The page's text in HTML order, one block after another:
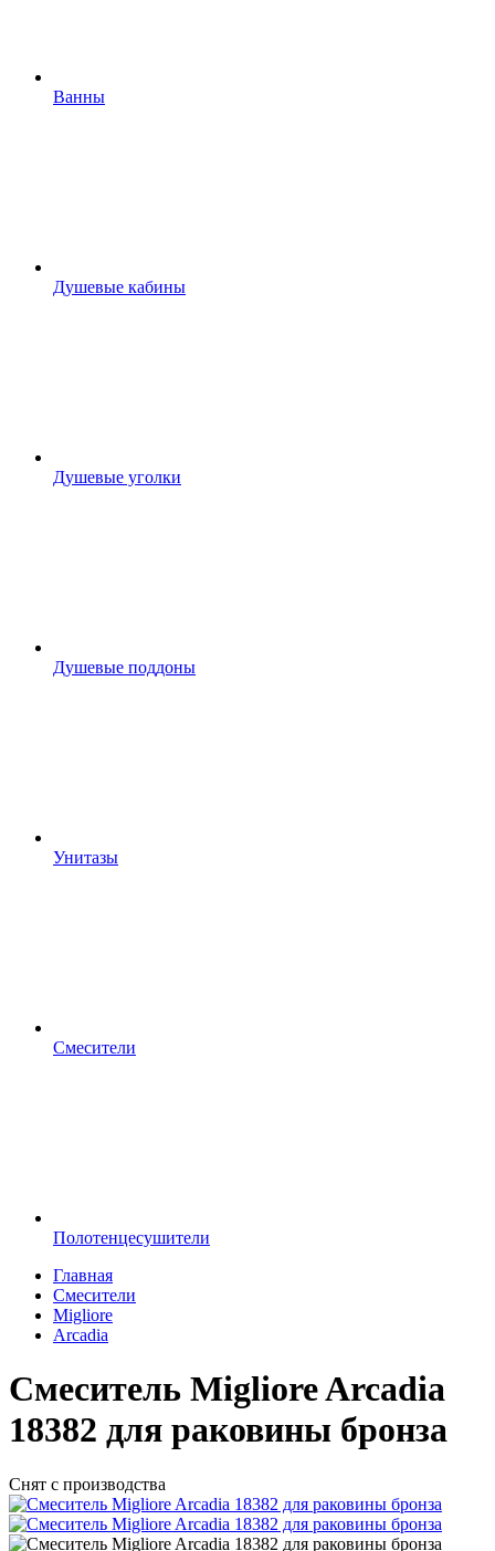
Ванны
Душевые кабины
Душевые уголки
Душевые поддоны
Унитазы
Смесители
Полотенцесушители
Главная
Смесители
Migliore
Arcadia
Смеситель Migliore Arcadia
18382 для раковины бронза
Снят с производства